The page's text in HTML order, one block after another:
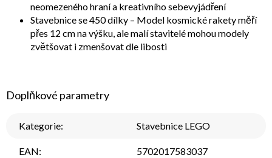
neomezeného hraní a kreativního sebevyjádření
Stavebnice se 450 dílky – Model kosmické rakety měří
přes 12 cm na výšku, ale malí stavitelé mohou modely
zvětšovat i zmenšovat dle libosti
Doplňkové parametry
Kategorie: Stavebnice LEGO
EAN: 5702017583037